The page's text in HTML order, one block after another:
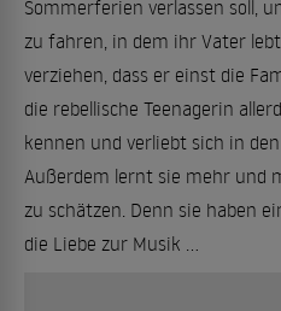
Sommerferien verlassen soll,
zu fahren, in dem ihr Vater
verziehen, dass er einst die
die rebellische Teenagerin
kennen und verliebt sich in
Außerdem lernt sie mehr und
zu schätzen. Denn sie haben
die Liebe zur Musik ...